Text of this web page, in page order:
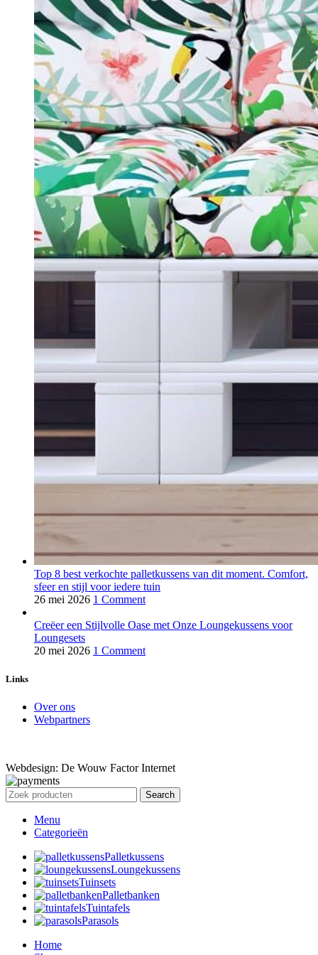
Top 8 best verkochte palletkussens van dit moment. Comfort,
sfeer en stijl voor iedere tuin
26 mei 2026 1 Comment
Creëer een Stijlvolle Oase met Onze Loungekussens voor
Loungesets
20 mei 2026 1 Comment
Links
Over ons
Webpartners
Webdesign: De Wouw Factor Internet
Search
Menu
Categorieën
Palletkussens
Loungekussens
Tuinsets
Palletbanken
Tuintafels
Parasols
Home